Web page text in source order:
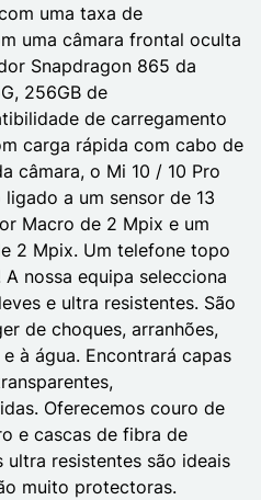
uma taxa de
uma câmara frontal oculta
Snapdragon 865 da
256GB de
de carregamento
carga rápida com cabo de
câmara, o Mi 10 / 10 Pro
a um sensor de 13
Macro de 2 Mpix e um
2 Mpix. Um telefone topo
nossa equipa selecciona
e ultra resistentes. São
de choques, arranhões,
à água. Encontrará capas
Oferecemos couro de
e cascas de fibra de
ultra resistentes são ideais
muito protectoras.